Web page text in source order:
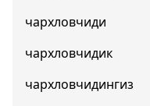
чархловчиди
чархловчидик
чархловчидингиз